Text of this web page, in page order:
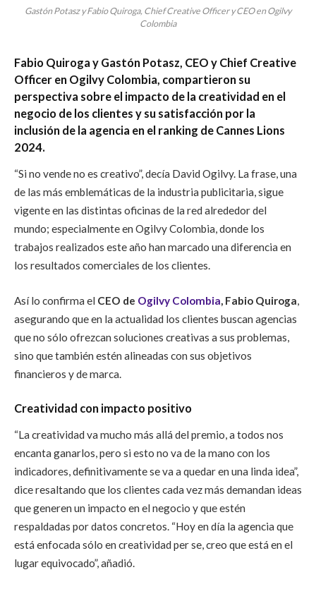
Gastón Potasz y Fabio Quiroga, Chief Creative Officer y CEO en Ogilvy
Colombia
Fabio Quiroga y Gastón Potasz, CEO y Chief Creative
Officer en Ogilvy Colombia, compartieron su
perspectiva sobre el impacto de la creatividad en el
negocio de los clientes y su satisfacción por la
inclusión de la agencia en el ranking de Cannes Lions
2024.
“Si no vende no es creativo”, decía David Ogilvy. La frase, una
de las más emblemáticas de la industria publicitaria, sigue
vigente en las distintas oficinas de la red alrededor del
mundo; especialmente en Ogilvy Colombia, donde los
trabajos realizados este año han marcado una diferencia en
los resultados comerciales de los clientes.
Así lo confirma el CEO de Ogilvy Colombia, Fabio Quiroga,
asegurando que en la actualidad los clientes buscan agencias
que no sólo ofrezcan soluciones creativas a sus problemas,
sino que también estén alineadas con sus objetivos
financieros y de marca.
Creatividad con impacto positivo
“La creatividad va mucho más allá del premio, a todos nos
encanta ganarlos, pero si esto no va de la mano con los
indicadores, definitivamente se va a quedar en una linda idea”,
dice resaltando que los clientes cada vez más demandan ideas
que generen un impacto en el negocio y que estén
respaldadas por datos concretos. “Hoy en día la agencia que
está enfocada sólo en creatividad per se, creo que está en el
lugar equivocado”, añadió.